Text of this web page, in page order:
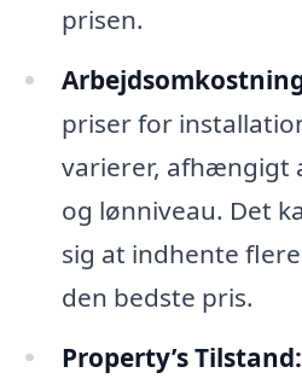
prisen.
priser for
varierer, afhængigt
og lønniveau. Det
sig at indhente
den bedste pris.
Property’s Tilstand: